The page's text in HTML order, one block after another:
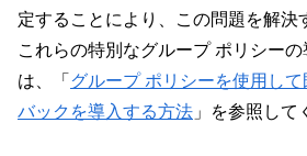
定することにより、この問題を解決
これらの特別なグループ ポリシー
は、「 グループ ポリシーを使用し
バックを導入する方法 」を参照して